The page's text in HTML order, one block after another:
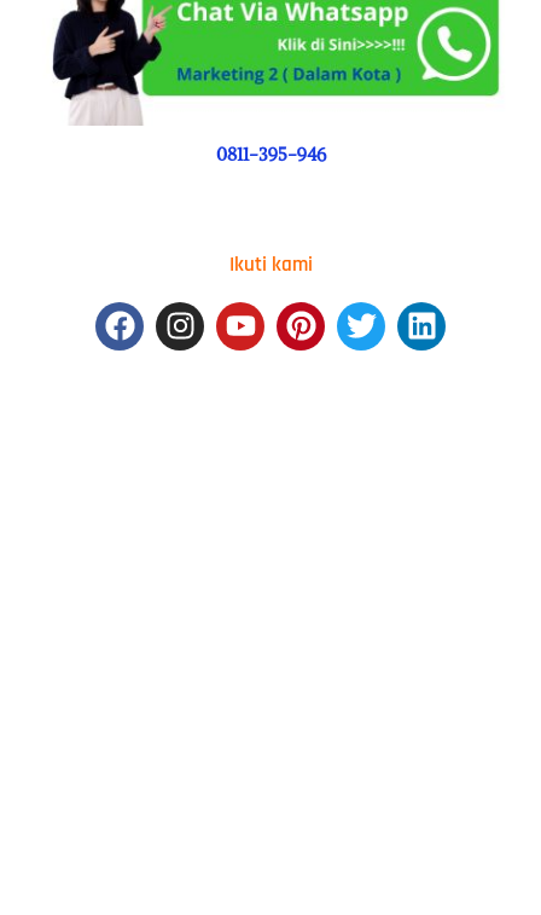
0811-395-946
Ikuti kami
FacebookInstagram
YoutubePinterest
TwitterLinkedin